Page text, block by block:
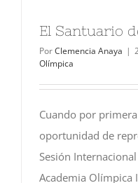
El Santuario
PorClemencia Anaya |
Olímpica
Cuando por
oportunidad de
Sesión
Academia Olímpica